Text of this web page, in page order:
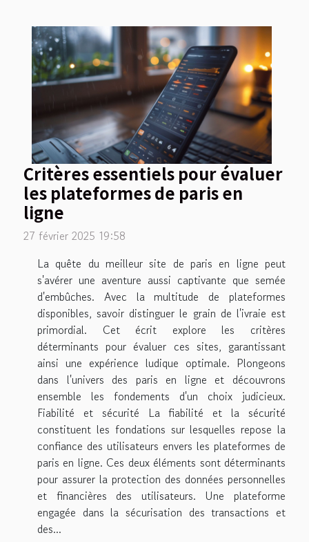
Critères essentiels pour évaluer
les plateformes de paris en
ligne
27 février 2025 19:58
La quête du meilleur site de paris en ligne peut
s'avérer une aventure aussi captivante que semée
d'embûches. Avec la multitude de plateformes
disponibles, savoir distinguer le grain de l'ivraie est
primordial. Cet écrit explore les critères
déterminants pour évaluer ces sites, garantissant
ainsi une expérience ludique optimale. Plongeons
dans l'univers des paris en ligne et découvrons
ensemble les fondements d'un choix judicieux.
Fiabilité et sécurité La fiabilité et la sécurité
constituent les fondations sur lesquelles repose la
confiance des utilisateurs envers les plateformes de
paris en ligne. Ces deux éléments sont déterminants
pour assurer la protection des données personnelles
et financières des utilisateurs. Une plateforme
engagée dans la sécurisation des transactions et
des...